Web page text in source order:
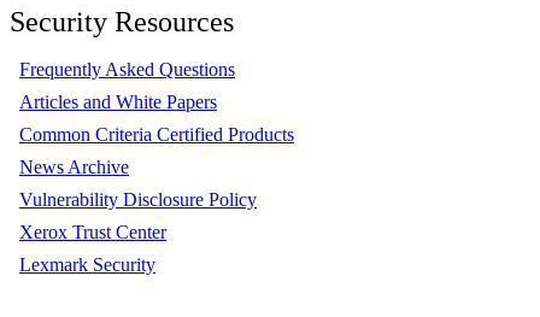
Security Resources
Frequently Asked Questions
Articles and White Papers
Common Criteria Certified Products
News Archive
Vulnerability Disclosure Policy
Xerox Trust Center
Lexmark Security